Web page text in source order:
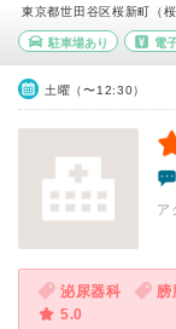
東京都世田谷区桜新町（
駐車場あり 電
土曜（〜12:30）
ア
泌尿器科 膀
5.0